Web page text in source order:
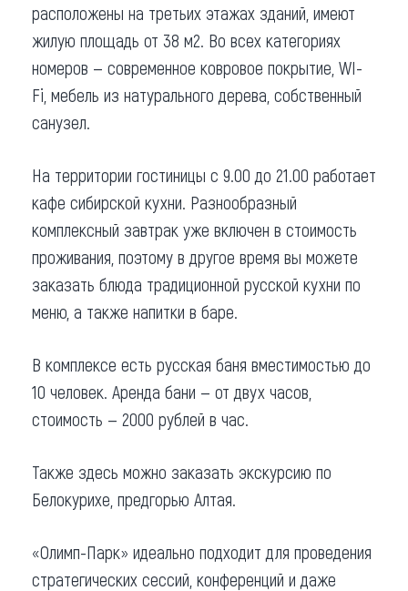
расположены на третьих этажах зданий, имеют
жилую площадь от 38 м2. Во всех категориях
номеров — современное ковровое покрытие, WI-
Fi, мебель из натурального дерева, собственный
санузел.
На территории гостиницы с 9.00 до 21.00 работает
кафе сибирской кухни. Разнообразный
комплексный завтрак уже включен в стоимость
проживания, поэтому в другое время вы можете
заказать блюда традиционной русской кухни по
меню, а также напитки в баре.
В комплексе есть русская баня вместимостью до
10 человек. Аренда бани — от двух часов,
стоимость — 2000 рублей в час.
Также здесь можно заказать экскурсию по
Белокурихе, предгорью Алтая.
«Олимп-Парк» идеально подходит для проведения
стратегических сессий, конференций и даже